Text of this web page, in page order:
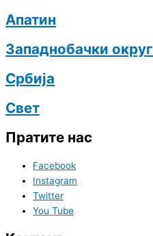
Апатин
Западнобачки округ
Србија
Свет
Пратите нас
Facebook
Instagram
Twitter
You Tube